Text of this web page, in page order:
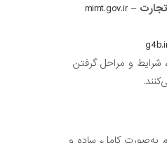
–
mimt.gov.ir
شرایط و مراحل گرفتن